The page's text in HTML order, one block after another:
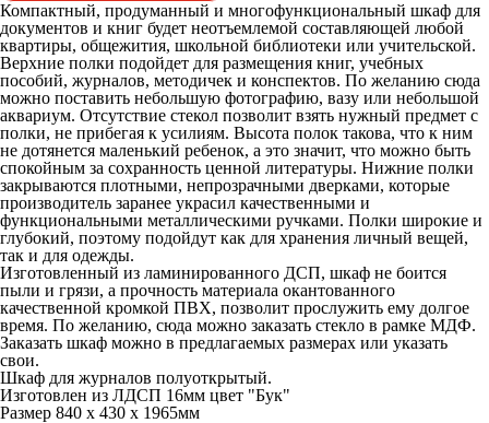
Компактный, продуманный и многофункциональный шкаф для
документов и книг будет неотъемлемой составляющей любой
квартиры, общежития, школьной библиотеки или учительской.
Верхние полки подойдет для размещения книг, учебных
пособий, журналов, методичек и конспектов. По желанию сюда
можно поставить небольшую фотографию, вазу или небольшой
аквариум. Отсутствие стекол позволит взять нужный предмет с
полки, не прибегая к усилиям. Высота полок такова, что к ним
не дотянется маленький ребенок, а это значит, что можно быть
спокойным за сохранность ценной литературы. Нижние полки
закрываются плотными, непрозрачными дверками, которые
производитель заранее украсил качественными и
функциональными металлическими ручками. Полки широкие и
глубокий, поэтому подойдут как для хранения личный вещей,
так и для одежды.
Изготовленный из ламинированного ДСП, шкаф не боится
пыли и грязи, а прочность материала окантованного
качественной кромкой ПВХ, позволит прослужить ему долгое
время. По желанию, сюда можно заказать стекло в рамке МДФ.
Заказать шкаф можно в предлагаемых размерах или указать
свои.
Шкаф для журналов полуоткрытый.
Изготовлен из ЛДСП 16мм цвет "Бук"
Размер 840 х 430 х 1965мм